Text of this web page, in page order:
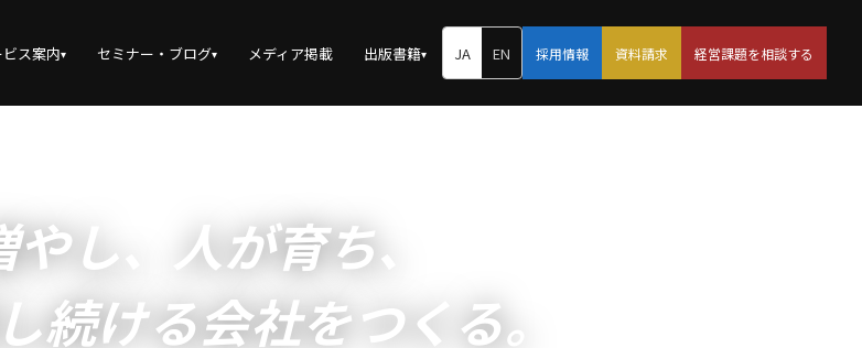
ス案内▾ セミナー・ブログ▾ メディア掲載 出版書籍▾ JA EN 採用情報 資料請求 経営課題を相談する
し、人が育ち、
続ける会社をつくる。